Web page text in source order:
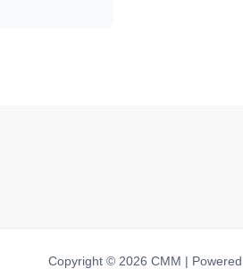
Copyright © 2026 CMM |